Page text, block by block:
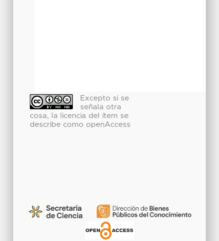
Excepto si se
señala otra
cosa, la licencia del ítem se
describe como openAccess